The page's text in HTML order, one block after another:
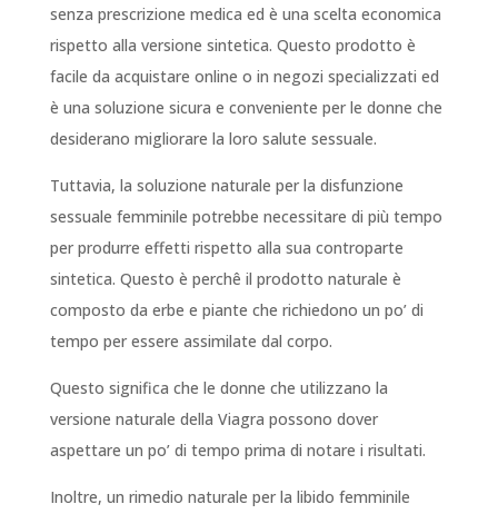
senza prescrizione medica ed è una scelta economica
rispetto alla versione sintetica. Questo prodotto è
facile da acquistare online o in negozi specializzati ed
è una soluzione sicura e conveniente per le donne che
desiderano migliorare la loro salute sessuale.
Tuttavia, la soluzione naturale per la disfunzione
sessuale femminile potrebbe necessitare di più tempo
per produrre effetti rispetto alla sua controparte
sintetica. Questo è perchê il prodotto naturale è
composto da erbe e piante che richiedono un po’ di
tempo per essere assimilate dal corpo.
Questo significa che le donne che utilizzano la
versione naturale della Viagra possono dover
aspettare un po’ di tempo prima di notare i risultati.
Inoltre, un rimedio naturale per la libido femminile